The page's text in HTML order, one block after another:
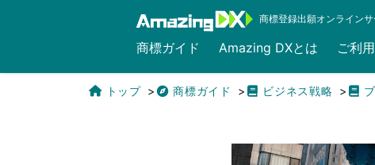
商標登録出願オンライン
商標ガイド Amazing DXとは ご利
トップ 商標ガイド ビジネス戦略